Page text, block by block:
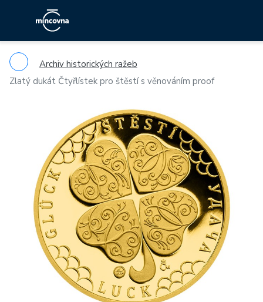
Archiv historických ražeb
Zlatý dukát Čtyřlístek pro štěstí s věnováním proof
Previous